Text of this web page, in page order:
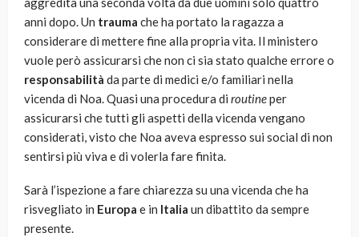
anni dopo. Un trauma che ha portato la ragazza a
considerare di mettere fine alla propria vita. Il ministero
vuole però assicurarsi che non ci sia stato qualche errore o
responsabilità da parte di medici e/o familiari nella
vicenda di Noa. Quasi una procedura di routineper
assicurarsi che tutti gli aspetti della vicenda vengano
considerati, visto che Noa aveva espresso sui social di non
sentirsi più viva e di volerla fare finita.
Sarà l’ispezione a fare chiarezza su una vicenda che ha
risvegliato in Europa e in Italia un dibattito da sempre
presente.